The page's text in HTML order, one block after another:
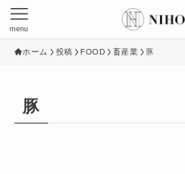
menu
ホーム 投稿 FOOD 畜産業 豚
豚